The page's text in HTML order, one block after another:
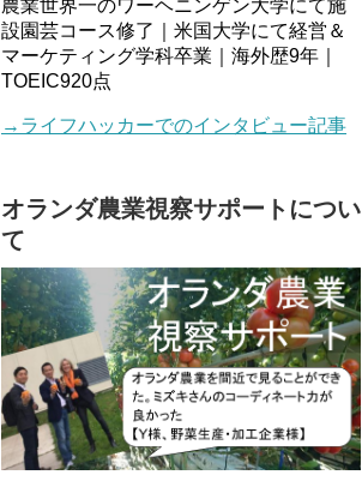
農業世界一のワーヘニンゲン大学にて施
設園芸コース修了｜米国大学にて経営＆
マーケティング学科卒業｜海外歴9年｜
TOEIC920点
→ライフハッカーでのインタビュー記事
オランダ農業視察サポートについ
て